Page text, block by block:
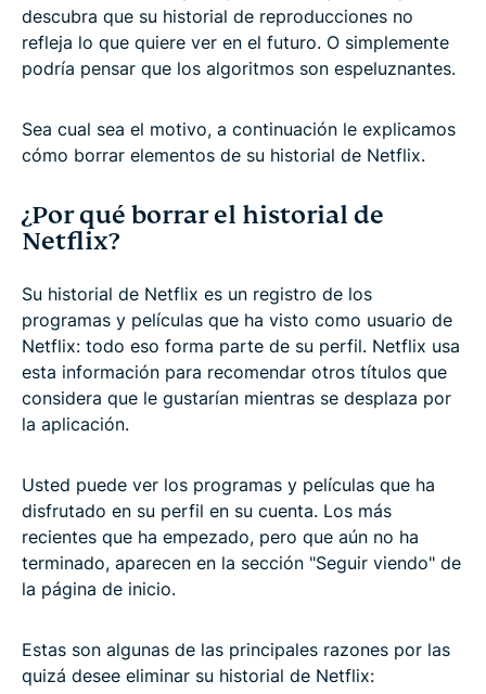
descubra que su historial de reproducciones no
refleja lo que quiere ver en el futuro. O simplemente
podría pensar que los algoritmos son espeluznantes.
Sea cual sea el motivo, a continuación le explicamos
cómo borrar elementos de su historial de Netflix.
¿Por qué borrar el historial de
Netflix?
Su historial de Netflix es un registro de los
programas y películas que ha visto como usuario de
Netflix: todo eso forma parte de su perfil. Netflix usa
esta información para recomendar otros títulos que
considera que le gustarían mientras se desplaza por
la aplicación.
Usted puede ver los programas y películas que ha
disfrutado en su perfil en su cuenta. Los más
recientes que ha empezado, pero que aún no ha
terminado, aparecen en la sección "Seguir viendo" de
la página de inicio.
Estas son algunas de las principales razones por las
quizá desee eliminar su historial de Netflix: